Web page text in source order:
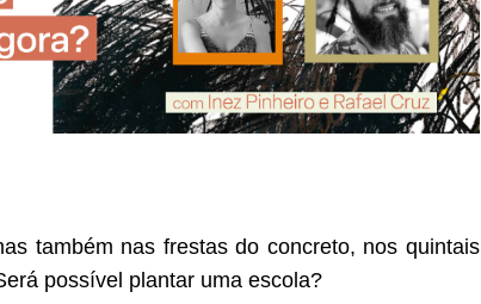
também nas frestas do concreto, nos quintais
possível plantar uma escola?